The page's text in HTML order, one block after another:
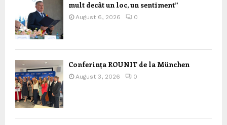
mult decât un loc, un sentiment”
August 6, 2026 0
Conferința ROUNIT de la München
August 3, 2026 0